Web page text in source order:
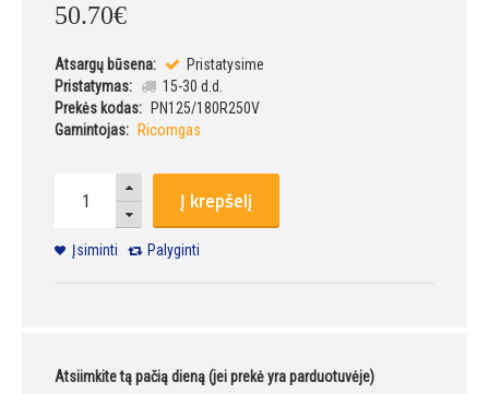
50.70€
Atsargų būsena:
Pristatysime
Pristatymas:
15-30 d.d.
Prekės kodas:
PN125/180R250V
Gamintojas:
Ricomgas
Į krepšelį
Įsiminti Palyginti
Atsiimkite tą pačią dieną (jei prekė yra parduotuvėje)